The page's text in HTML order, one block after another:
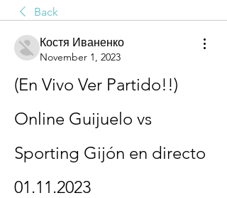
Back
Костя Иваненко
November 1, 2023
(En Vivo Ver Partido!!)
Online Guijuelo vs
Sporting Gijón en directo
01.11.2023